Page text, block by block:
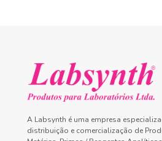
A Labsynth é uma empresa
distribuição e comercialização de